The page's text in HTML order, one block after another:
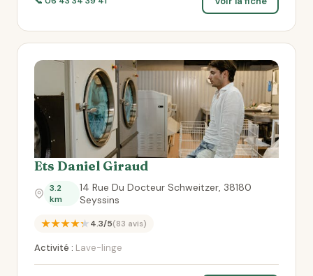
Ets Daniel Giraud
3.2
km
14 Rue Du Docteur Schweitzer, 38180
Seyssins
★★★★★4.3/5(83 avis)
Activité : Lave-linge